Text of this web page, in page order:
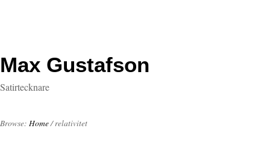
Max Gustafson
Satirtecknare
Browse: Home/relativitet